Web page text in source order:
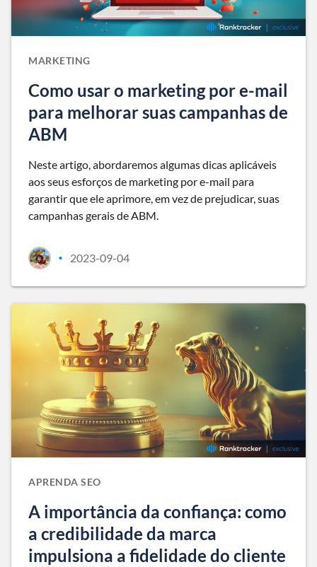
MARKETING
Como usar o marketing por e-mail
para melhorar suas campanhas de
ABM
Neste artigo, abordaremos algumas dicas aplicáveis
aos seus esforços de marketing por e-mail para
garantir que ele aprimore, em vez de prejudicar, suas
campanhas gerais de ABM.
• 2023-09-04
APRENDA SEO
A importância da confiança: como
a credibilidade da marca
impulsiona a fidelidade do cliente